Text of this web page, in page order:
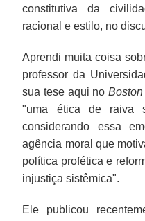
constitutiva da
racional e estilo, no
Aprendi muita coisa
professor da
sua tese aqui no
"uma ética de raiva
considerando essa
agência moral que
política profética e
injustiça sistêmica".
Ele publicou